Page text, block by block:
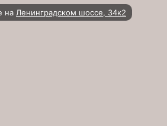
на Ленинградском шоссе, 34к2